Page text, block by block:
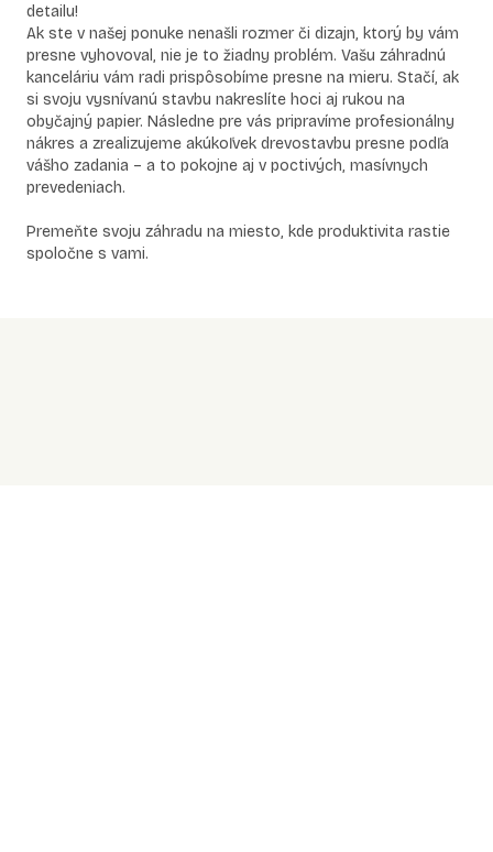
detailu!
Ak ste v našej ponuke nenašli rozmer či dizajn, ktorý by vám
presne vyhovoval, nie je to žiadny problém. Vašu záhradnú
kanceláriu vám radi prispôsobíme presne na mieru. Stačí, ak
si svoju vysnívanú stavbu nakreslíte hoci aj rukou na
obyčajný papier. Následne pre vás pripravíme profesionálny
nákres a zrealizujeme akúkoľvek drevostavbu presne podľa
vášho zadania – a to pokojne aj v poctivých, masívnych
prevedeniach.
Premeňte svoju záhradu na miesto, kde produktivita rastie
spoločne s vami.